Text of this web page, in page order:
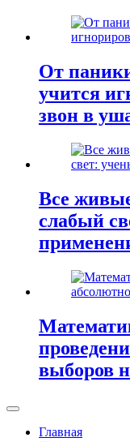
От
учится
звон в
Все
слабый
выборов
Главная